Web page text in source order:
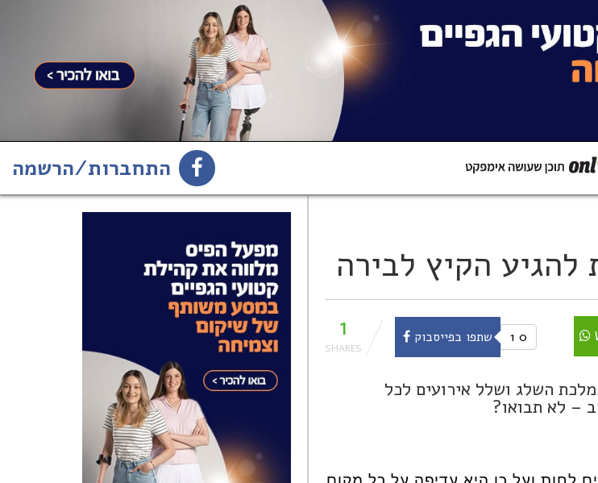
התחברות/הרשמה
הירשמו לניוזלטר 1
להגיע הקיץ לבירה
0 שתפו בפייסבוק 1
השלג ושלל אירועים לכל
– לא תבואו?